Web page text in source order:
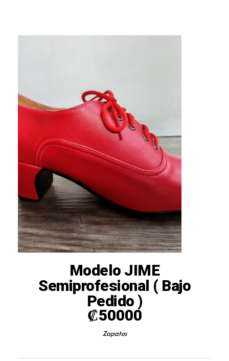
Modelo JIME
Semiprofesional ( Bajo
Pedido )
₡50000
Zapatos